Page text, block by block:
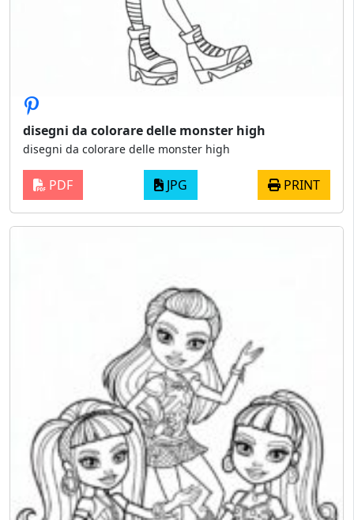
disegni da colorare delle monster high
disegni da colorare delle monster high
PDF JPG PRINT